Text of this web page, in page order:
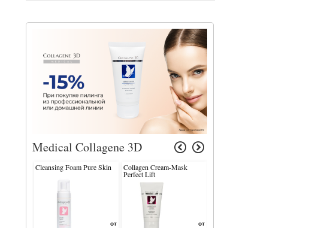
Medical Collagene 3D
Cleansing Foam Pure Skin
от
Collagen Cream-Mask
Perfect Lift
от